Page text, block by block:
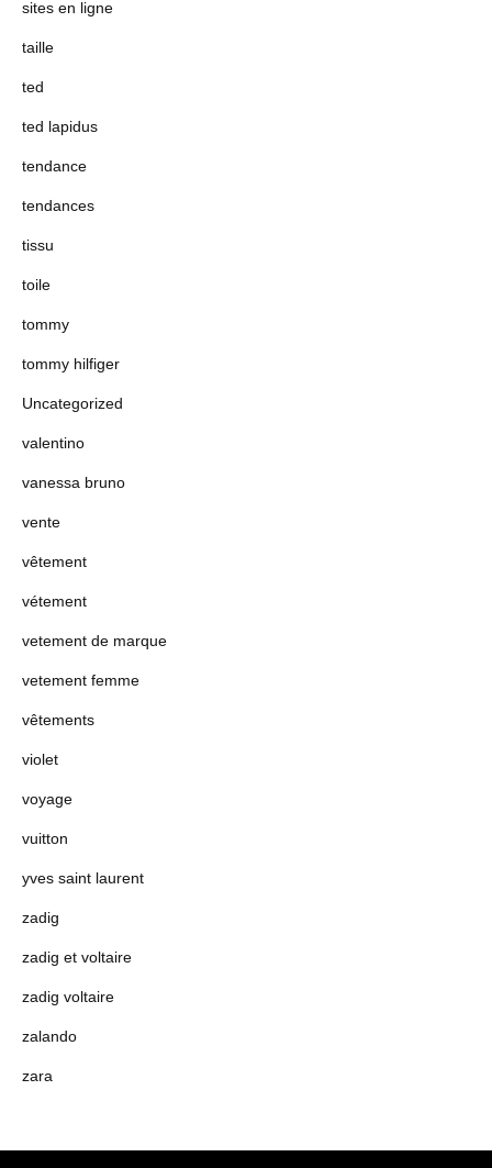
sites en ligne
taille
ted
ted lapidus
tendance
tendances
tissu
toile
tommy
tommy hilfiger
Uncategorized
valentino
vanessa bruno
vente
vêtement
vétement
vetement de marque
vetement femme
vêtements
violet
voyage
vuitton
yves saint laurent
zadig
zadig et voltaire
zadig voltaire
zalando
zara